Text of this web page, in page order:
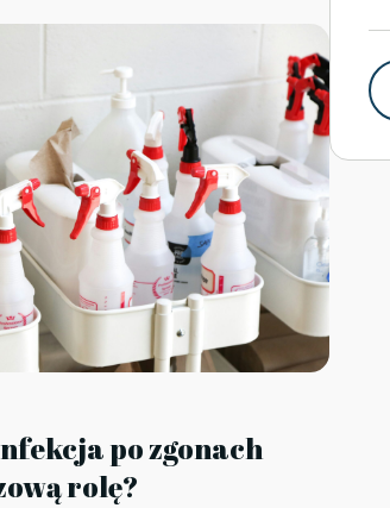
po zgonach
rolę?